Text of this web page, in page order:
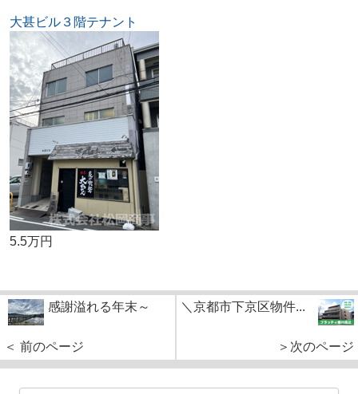
大甚ビル３階テナント
5.5万円
感謝溢れる年末～
＜ 前のページ
＼京都市下京区物件...
＞次のページ